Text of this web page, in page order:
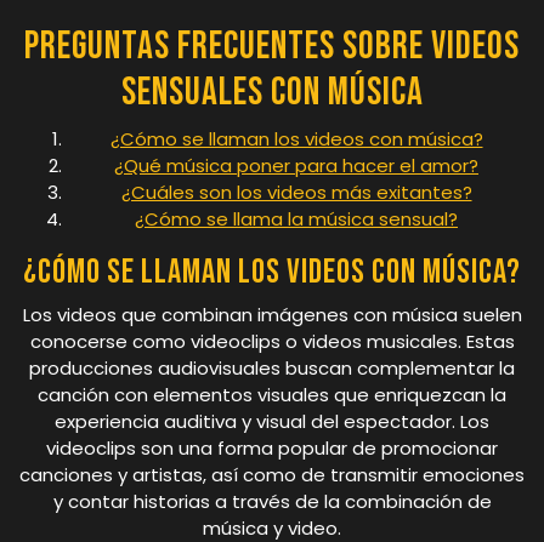
Preguntas Frecuentes sobre Videos
Sensuales con Música
¿Cómo se llaman los videos con música?
¿Qué música poner para hacer el amor?
¿Cuáles son los videos más exitantes?
¿Cómo se llama la música sensual?
¿Cómo se llaman los videos con música?
Los videos que combinan imágenes con música suelen
conocerse como videoclips o videos musicales. Estas
producciones audiovisuales buscan complementar la
canción con elementos visuales que enriquezcan la
experiencia auditiva y visual del espectador. Los
videoclips son una forma popular de promocionar
canciones y artistas, así como de transmitir emociones
y contar historias a través de la combinación de
música y video.